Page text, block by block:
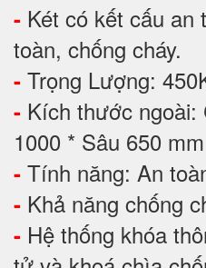
- Két có kết cấu an
toàn, chống cháy.
- Trọng Lượng:
- Kích thước ngoài:
1000 * Sâu 650 mm
- Tính năng: An
- Khả năng chống
- Hệ thống khóa